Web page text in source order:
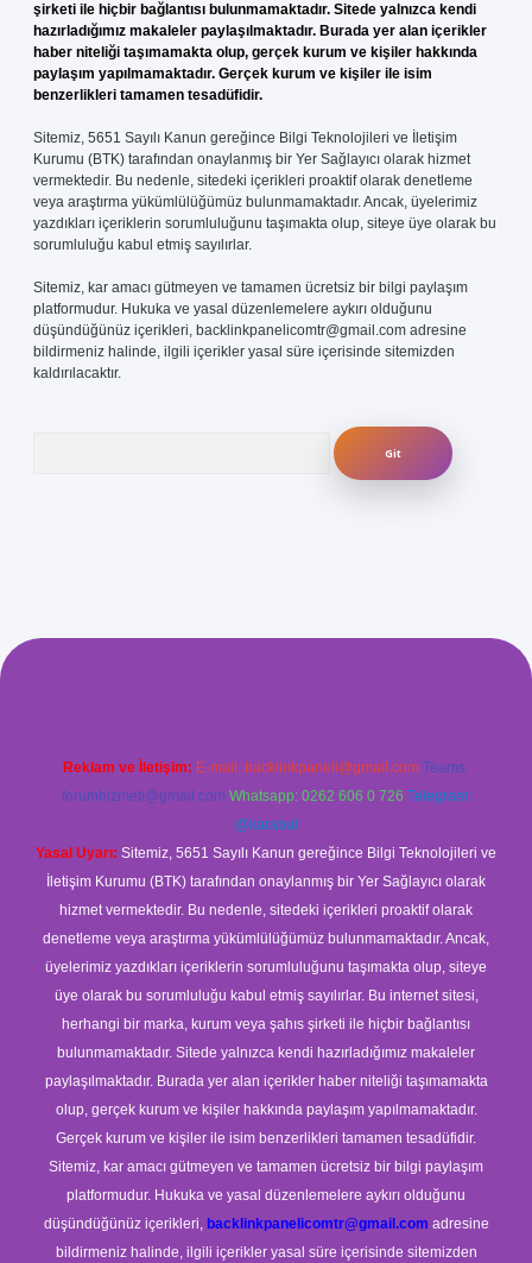
şirketi ile hiçbir bağlantısı bulunmamaktadır. Sitede yalnızca kendi
hazırladığımız makaleler paylaşılmaktadır. Burada yer alan içerikler
haber niteliği taşımamakta olup, gerçek kurum ve kişiler hakkında
paylaşım yapılmamaktadır. Gerçek kurum ve kişiler ile isim
benzerlikleri tamamen tesadüfidir.
Sitemiz, 5651 Sayılı Kanun gereğince Bilgi Teknolojileri ve İletişim
Kurumu (BTK) tarafından onaylanmış bir Yer Sağlayıcı olarak hizmet
vermektedir. Bu nedenle, sitedeki içerikleri proaktif olarak denetleme
veya araştırma yükümlülüğümüz bulunmamaktadır. Ancak, üyelerimiz
yazdıkları içeriklerin sorumluluğunu taşımakta olup, siteye üye olarak bu
sorumluluğu kabul etmiş sayılırlar.
Sitemiz, kar amacı gütmeyen ve tamamen ücretsiz bir bilgi paylaşım
platformudur. Hukuka ve yasal düzenlemelere aykırı olduğunu
düşündüğünüz içerikleri, backlinkpanelicomtr@gmail.com adresine
bildirmeniz halinde, ilgili içerikler yasal süre içerisinde sitemizden
kaldırılacaktır.
Reklam ve İletişim: E-mail: backlinkpaneli@gmail.com Teams:
forumhizmeti@gmail.com Whatsapp: 0262 606 0 726 Telegram:
@karabul
Yasal Uyarı: Sitemiz, 5651 Sayılı Kanun gereğince Bilgi Teknolojileri ve
İletişim Kurumu (BTK) tarafından onaylanmış bir Yer Sağlayıcı olarak
hizmet vermektedir. Bu nedenle, sitedeki içerikleri proaktif olarak
denetleme veya araştırma yükümlülüğümüz bulunmamaktadır. Ancak,
üyelerimiz yazdıkları içeriklerin sorumluluğunu taşımakta olup, siteye
üye olarak bu sorumluluğu kabul etmiş sayılırlar. Bu internet sitesi,
herhangi bir marka, kurum veya şahıs şirketi ile hiçbir bağlantısı
bulunmamaktadır. Sitede yalnızca kendi hazırladığımız makaleler
paylaşılmaktadır. Burada yer alan içerikler haber niteliği taşımamakta
olup, gerçek kurum ve kişiler hakkında paylaşım yapılmamaktadır.
Gerçek kurum ve kişiler ile isim benzerlikleri tamamen tesadüfidir.
Sitemiz, kar amacı gütmeyen ve tamamen ücretsiz bir bilgi paylaşım
platformudur. Hukuka ve yasal düzenlemelere aykırı olduğunu
düşündüğünüz içerikleri, backlinkpanelicomtr@gmail.com adresine
bildirmeniz halinde, ilgili içerikler yasal süre içerisinde sitemizden